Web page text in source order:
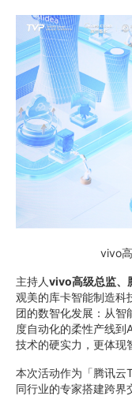
vivo
主持人vivo高级总监、
观美的库卡智能制造科
团的数智化发展：从智
度自动化的柔性产线
技术的硬实力，更体现
本次活动作为「腾讯云
同行业的专家搭建跨界